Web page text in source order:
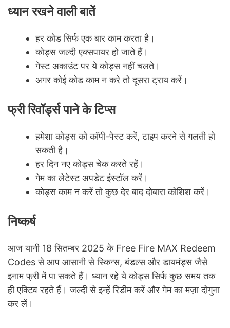
ध्यान रखने वाली बातें
हर कोड सिर्फ एक बार काम करता है।
कोड्स जल्दी एक्सपायर हो जाते हैं।
गेस्ट अकाउंट पर ये कोड्स नहीं चलते।
अगर कोई कोड काम न करे तो दूसरा ट्राय करें।
फ्री रिवॉर्ड्स पाने के टिप्स
हमेशा कोड्स को कॉपी-पेस्ट करें, टाइप करने से गलती हो
सकती है।
हर दिन नए कोड्स चेक करते रहें।
गेम का लेटेस्ट अपडेट इंस्टॉल करें।
कोड्स काम न करें तो कुछ देर बाद दोबारा कोशिश करें।
निष्कर्ष
आज यानी 18 सितम्बर 2025 के Free Fire MAX Redeem
Codes से आप आसानी से स्किन्स, बंडल्स और डायमंड्स जैसे
इनाम फ्री में पा सकते हैं। ध्यान रहे ये कोड्स सिर्फ कुछ समय तक
ही एक्टिव रहते हैं। जल्दी से इन्हें रिडीम करें और गेम का मज़ा दोगुना
कर लें।